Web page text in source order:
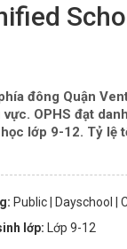
đông Quận
OPHS đạt
lớp 9-12. Tỷ lệ
Public | Dayschool
|
lớp:Lớp 9-12